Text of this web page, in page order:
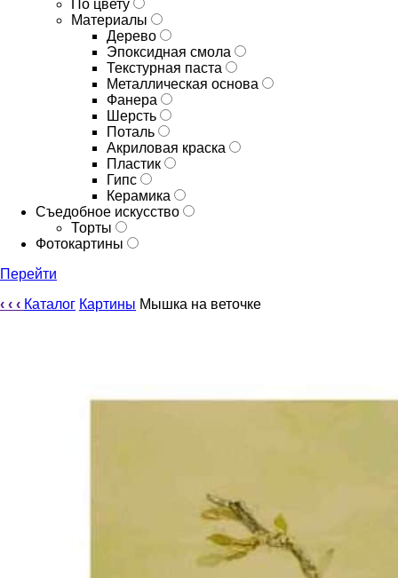
По цвету
Материалы
Дерево
Эпоксидная смола
Текстурная паста
Металлическая основа
Фанера
Шерсть
Поталь
Акриловая краска
Пластик
Гипс
Керамика
Съедобное искусство
Торты
Фотокартины
Перейти
‹ ‹ ‹ Каталог Картины Мышка на веточке